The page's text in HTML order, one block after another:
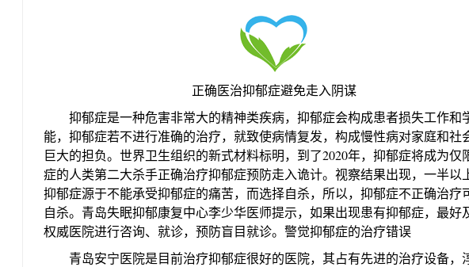
正确医治抑郁症避免走入阴谋
抑郁症是一种危害非常大的精神类疾病，抑郁症会构成患者损失工作和
能，抑郁症若不进行准确的治疗，就致使病情复发，构成慢性病对家庭和社
巨大的担负。世界卫生组织的新式材料标明，到了2020年，抑郁症将成为仅
症的人类第二大杀手正确治疗抑郁症预防走入诡计。视察结果出现，一半以
抑郁症源于不能承受抑郁症的痛苦，而选择自杀，所以，抑郁症不正确治疗
自杀。青岛失眠抑郁康复中心李少华医师提示，如果出现患有抑郁症，最好
权威医院进行咨询、就诊，预防盲目就诊。警觉抑郁症的治疗错误
青岛安宁医院是目前治疗抑郁症很好的医院，其占有先进的治疗设备，